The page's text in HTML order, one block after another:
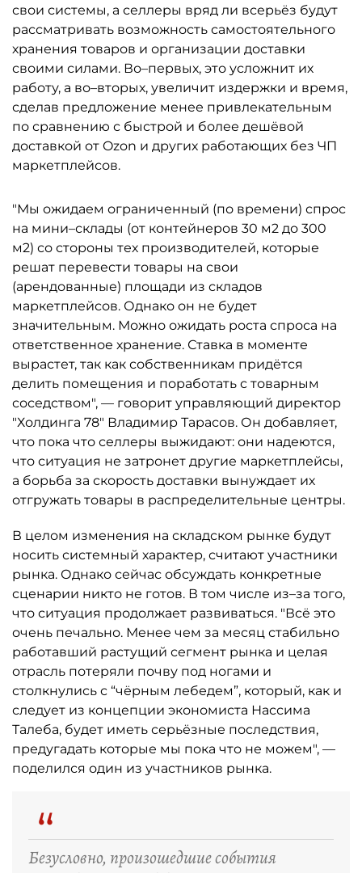
свои системы, а селлеры вряд ли всерьёз будут
рассматривать возможность самостоятельного
хранения товаров и организации доставки
своими силами. Во–первых, это усложнит их
работу, а во–вторых, увеличит издержки и время,
сделав предложение менее привлекательным
по сравнению с быстрой и более дешёвой
доставкой от Ozon и других работающих без ЧП
маркетплейсов.
"Мы ожидаем ограниченный (по времени) спрос
на мини–склады (от контейнеров 30 м2 до 300
м2) со стороны тех производителей, которые
решат перевести товары на свои
(арендованные) площади из складов
маркетплейсов. Однако он не будет
значительным. Можно ожидать роста спроса на
ответственное хранение. Ставка в моменте
вырастет, так как собственникам придётся
делить помещения и поработать с товарным
соседством", — говорит управляющий директор
"Холдинга 78" Владимир Тарасов. Он добавляет,
что пока что селлеры выжидают: они надеются,
что ситуация не затронет другие маркетплейсы,
а борьба за скорость доставки вынуждает их
отгружать товары в распределительные центры.
В целом изменения на складском рынке будут
носить системный характер, считают участники
рынка. Однако сейчас обсуждать конкретные
сценарии никто не готов. В том числе из–за того,
что ситуация продолжает развиваться. "Всё это
очень печально. Менее чем за месяц стабильно
работавший растущий сегмент рынка и целая
отрасль потеряли почву под ногами и
столкнулись с “чёрным лебедем”, который, как и
следует из концепции экономиста Нассима
Талеба, будет иметь серьёзные последствия,
предугадать которые мы пока что не можем", —
поделился один из участников рынка.
“
Безусловно, произошедшие события